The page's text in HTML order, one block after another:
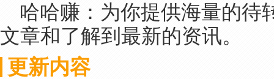
哈哈赚：为你提供海量的待
文章和了解到最新的资讯。
更新内容